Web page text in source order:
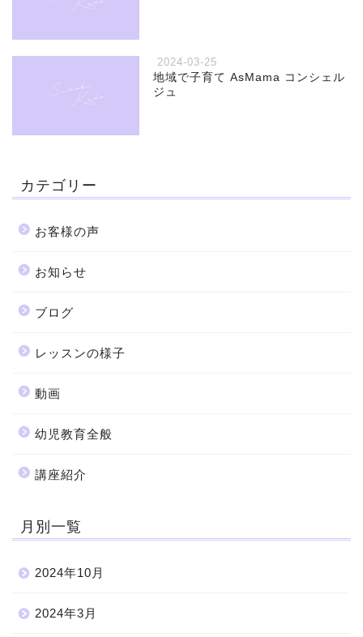
2024-03-25
地域で子育て AsMama コンシェル
ジュ
カテゴリー
お客様の声
お知らせ
ブログ
レッスンの様子
動画
幼児教育全般
講座紹介
月別一覧
2024年10月
2024年3月